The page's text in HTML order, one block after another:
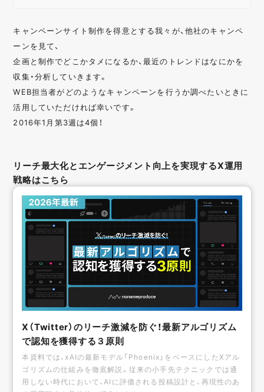
キャンペーンサイト制作を得意とする我々が、他社のキャンペ
ーンを見て、
企画と制作でどこかタメになるか、最近のトレンドはなにかを
収集・分析していきます。
WEB担当者がどのようなキャンペーンを行うか調べたいときに
活用していただければ幸いです。
2016年1月第3週は4個！
リーチ最大化とエンゲージメント向上を実現するX運用
戦略はこちら
X（Twitter）のリーチ激減を防ぐ！最新アルゴリズム
で認知を獲得する３原則
本資料では、xAIの最新モデル「Phoenix」をベースにしたXアル
ゴリズムの仕組みを徹底解説。従来の小手先テクニックでは通
用しない時代において、AIに評価される投稿設計と、再現性のあ